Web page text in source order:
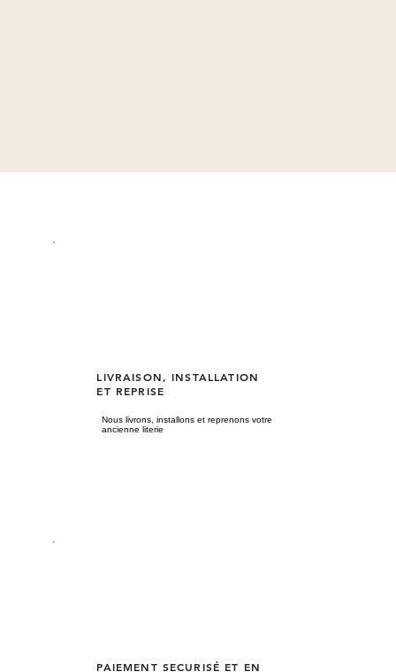
LIVRAISON, INSTALLATION
ET REPRISE
Nous livrons, installons et reprenons votre
ancienne literie
PAIEMENT SECURISÉ ET EN